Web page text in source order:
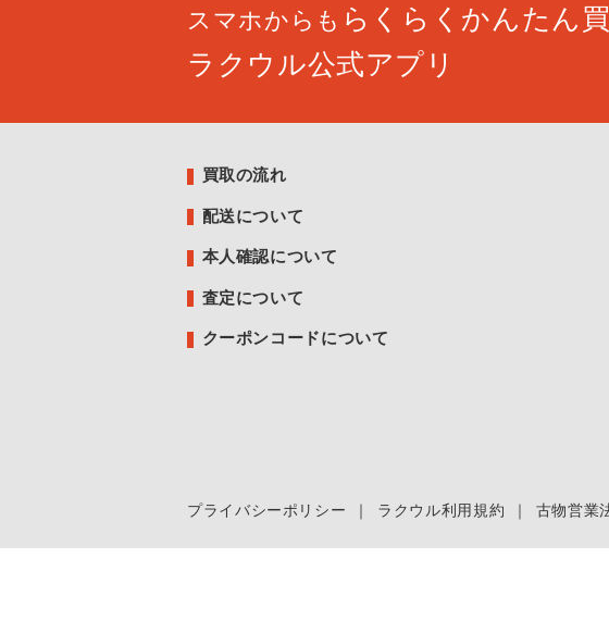
スマホからも らくらくかんたん買
ラクウル公式アプリ
買取の流れ
配送について
本人確認について
査定について
クーポンコードについて
プライバシーポリシー ｜ ラクウル利用規約 ｜ 古物営業